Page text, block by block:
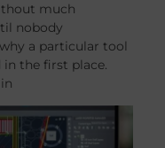
much
nobody
a particular tool
the first place.